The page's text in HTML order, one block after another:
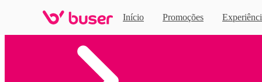
Início Promoções